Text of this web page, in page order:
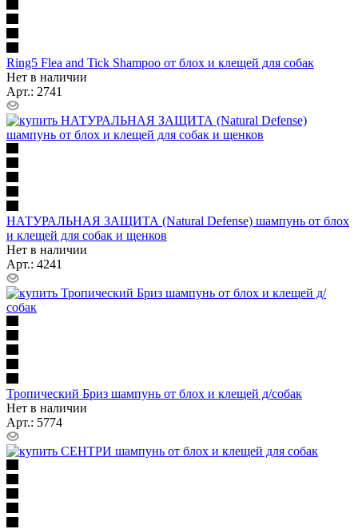
Ring5 Flea and Tick Shampoo от блох и клещей для собак
Нет в наличии
Арт.: 2741
НАТУРАЛЬНАЯ ЗАЩИТА (Natural Defense) шампунь от блох
и клещей для собак и щенков
Нет в наличии
Арт.: 4241
Тропический Бриз шампунь от блох и клещей д/собак
Нет в наличии
Арт.: 5774